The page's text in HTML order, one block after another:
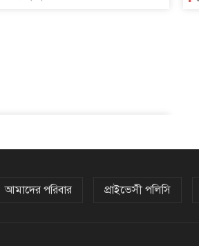
আমাদের পরিবার প্রাইভেসী পলিসি